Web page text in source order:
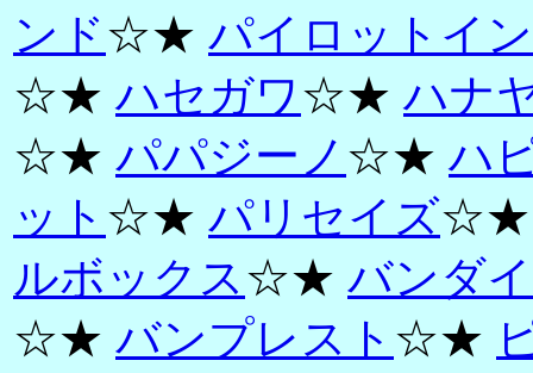
ンド☆★ パイロットイ
☆★ハセガワ☆★ハナ
☆★ パパジーノ ☆★ハ
ット ☆★ パリセイズ
ルボックス☆★ バンダイ
☆★ バンプレスト ☆★